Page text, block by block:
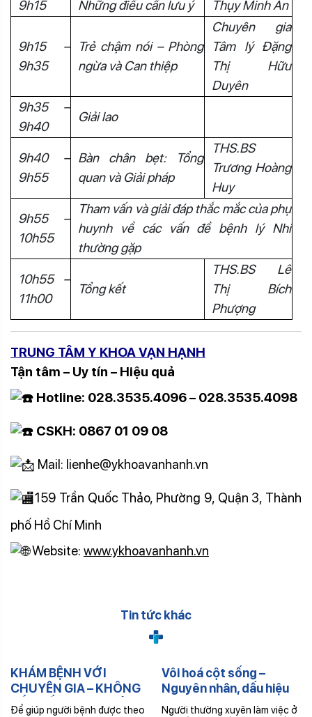
9h15 Những điều cần lưu ý Thụy Minh An
9h15 –
9h35
Trẻ chậm nói – Phòng
ngừa và Can thiệp
Chuyên gia
Tâm lý Đặng
Thị Hữu
Duyên
9h35 –
9h40
Giải lao
9h40 –
9h55
Bàn chân bẹt: Tổng
quan và Giải pháp
THS.BS
Trương Hoàng
Huy
9h55 –
10h55
Tham vấn và giải đáp thắc mắc của phụ
huynh về các vấn đề bệnh lý Nhi
thường gặp
10h55 –
11h00
Tổng kết
THS.BS Lê
Thị Bích
Phượng
TRUNG TÂM Y KHOA VẠN HẠNH
Tận tâm – Uy tín – Hiệu quả
Hotline: 028.3535.4096 – 028.3535.4098
CSKH: 0867 01 09 08
Mail: lienhe@ykhoavanhanh.vn
159 Trần Quốc Thảo, Phường 9, Quận 3, Thành
phố Hồ Chí Minh
Website: www.ykhoavanhanh.vn
Tin tức khác
KHÁM BỆNH VỚI
CHUYÊN GIA – KHÔNG
CẦN ĐẾN TRUNG TÂM –
Để giúp người bệnh được theo
Vôi hoá cột sống –
Nguyên nhân, dấu hiệu
và phòng ngừa
Người thường xuyên làm việc ở